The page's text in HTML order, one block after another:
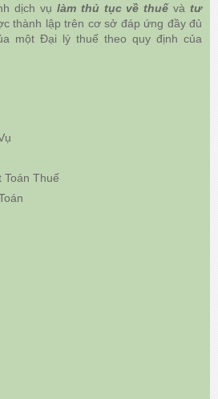
dịch vụ làm thủ tục về thuếvàtư
thành lập trên cơ sở đáp ứng đầy đủ
một Đại lý thuế theo quy định của
Toán Thuế